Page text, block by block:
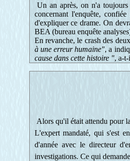
Un an après, on n'a
concernant l'enquête,
d'expliquer ce drame. On
BEA (bureau enquête
En revanche, le crash des
à une erreur humaine", a
cause dans cette histoire ", a-t-
Alors qu'il était attendu pour
L'expert mandaté, qui s'est
d'année avec le directeur
investigations. Ce qui